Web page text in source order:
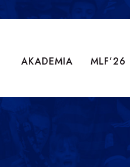
AKADEMIA MLF’26